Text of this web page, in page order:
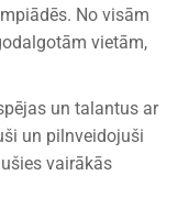
No visām
vietām,
un talantus ar
un pilnveidojuši
vairākās